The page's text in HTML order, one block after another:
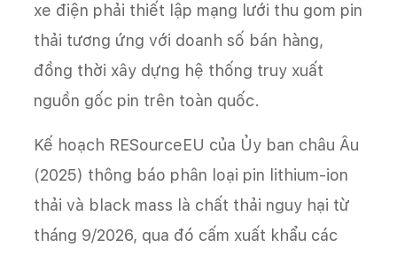
xe điện phải thiết lập mạng lưới thu gom pin
thải tương ứng với doanh số bán hàng,
đồng thời xây dựng hệ thống truy xuất
nguồn gốc pin trên toàn quốc.
Kế hoạch RESourceEU của Ủy ban châu Âu
(2025) thông báo phân loại pin lithium-ion
thải và black mass là chất thải nguy hại từ
tháng 9/2026, qua đó cấm xuất khẩu các